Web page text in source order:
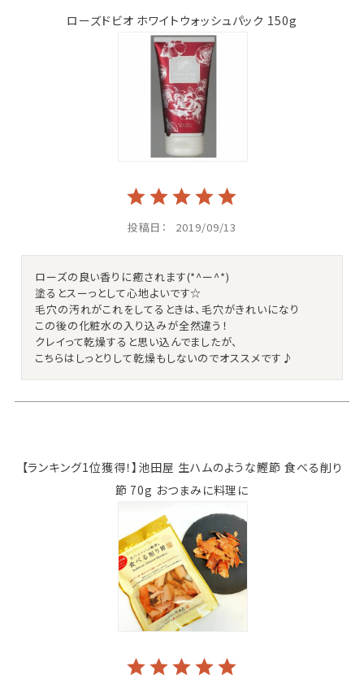
ローズドビオ ホワイトウォッシュパック 150g
投稿日 2019/09/13
ローズの良い香りに癒されます(*^ー^*)
塗るとスーっとして心地よいです☆
毛穴の汚れがこれをしてるときは、毛穴がきれいになり
この後の化粧水の入り込みが全然違う！
クレイって乾燥すると思い込んでましたが、
こちらはしっとりして乾燥もしないのでオススメです♪
【ランキング1位獲得！】池田屋 生ハムのような鰹節 食べる削り
節 70g おつまみに料理に